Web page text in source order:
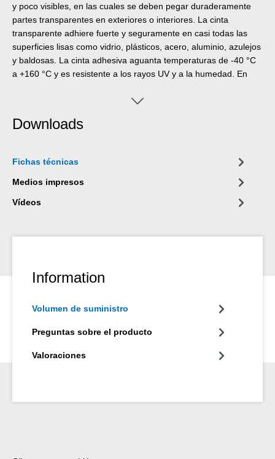
y poco visibles, en las cuales se deben pegar duraderamente
partes transparentes en exteriores o interiores. La cinta
transparente adhiere fuerte y seguramente en casi todas las
superficies lisas como vidrio, plásticos, acero, aluminio, azulejos
y baldosas. La cinta adhesiva aguanta temperaturas de -40 °C
a +160 °C y es resistente a los rayos UV y a la humedad. En
cinta puede servir como ayuda de fijación en uniones de
partes a unir. La Cinta de Montaje Transparente se utiliza en las
caravanas, la técnica de carrocería y vehículos, la construcción
metálica así como en la industria electrónica.
Downloads
Fichas técnicas
Medios impresos
Vídeos
Information
Volumen de suministro
Preguntas sobre el producto
Valoraciones